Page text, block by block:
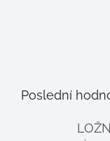
Poslední